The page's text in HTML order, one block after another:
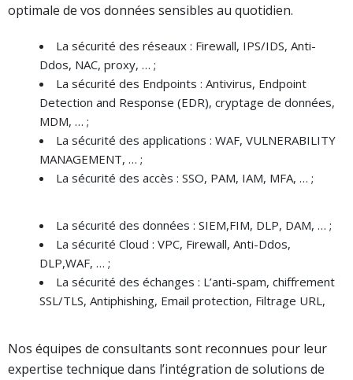
optimale de vos données sensibles au quotidien.
La sécurité des réseaux : Firewall, IPS/IDS, Anti-
Ddos, NAC, proxy, … ;
La sécurité des Endpoints : Antivirus, Endpoint
Detection and Response (EDR), cryptage de données,
MDM, … ;
La sécurité des applications : WAF, VULNERABILITY
MANAGEMENT, … ;
La sécurité des accès : SSO, PAM, IAM, MFA, … ;
La sécurité des données : SIEM,FIM, DLP, DAM, … ;
La sécurité Cloud : VPC, Firewall, Anti-Ddos,
DLP,WAF, … ;
La sécurité des échanges : L’anti-spam, chiffrement
SSL/TLS, Antiphishing, Email protection, Filtrage URL,
Nos équipes de consultants sont reconnues pour leur
expertise technique dans l’intégration de solutions de